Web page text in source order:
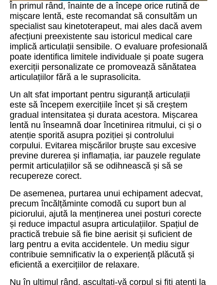
În primul rând, înainte de a începe orice rutină de
mișcare lentă, este recomandat să consultăm un
specialist sau kinetoterapeut, mai ales dacă avem
afecțiuni preexistente sau istoricul medical care
implică articulații sensibile. O evaluare profesională
poate identifica limitele individuale și poate sugera
exerciții personalizate ce promovează sănătatea
articulațiilor fără a le suprasolicita.
Un alt sfat important pentru siguranță articulații
este să începem exercițiile încet și să creștem
gradual intensitatea și durata acestora. Mișcarea
lentă nu înseamnă doar încetinirea ritmului, ci și o
atenție sporită asupra poziției și controlului
corpului. Evitarea mișcărilor bruște sau excesive
previne durerea și inflamația, iar pauzele regulate
permit articulațiilor să se odihnească și să se
recupereze corect.
De asemenea, purtarea unui echipament adecvat,
precum încălțăminte comodă cu suport bun al
piciorului, ajută la menținerea unei posturi corecte
și reduce impactul asupra articulațiilor. Spațiul de
practică trebuie să fie bine aerisit și suficient de
larg pentru a evita accidentele. Un mediu sigur
contribuie semnificativ la o experiență plăcută și
eficientă a exercițiilor de relaxare.
Nu în ultimul rând, ascultați-vă corpul și fiți atenți la